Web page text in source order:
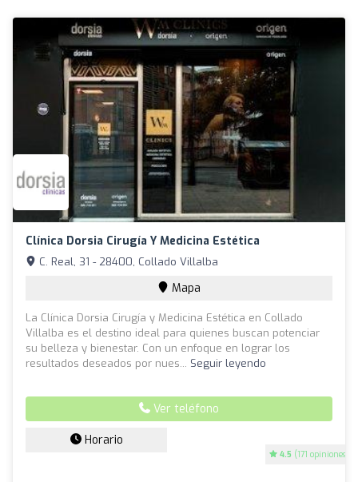
Clínica Dorsia Cirugía Y Medicina Estética
4.5 (171 opiniones)
C. Real, 31 - 28400, Collado Villalba
Mapa
La Clínica Dorsia Cirugía y Medicina Estética en Collado
Villalba es el destino ideal para quienes buscan potenciar
su belleza y bienestar. Con un enfoque en lograr los
resultados deseados por nues... Seguir leyendo
Ver teléfono
Horario